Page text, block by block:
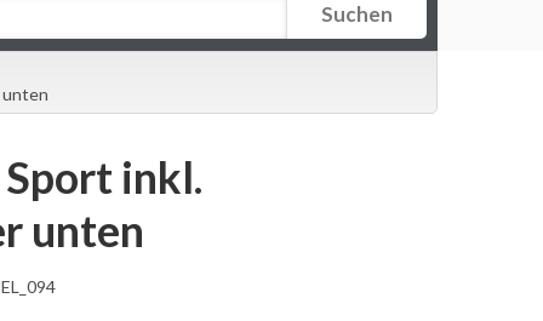
Suchen
unten
inkl.
unten